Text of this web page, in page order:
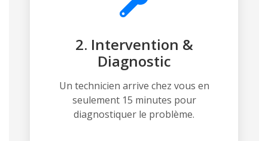
2. Intervention &
Diagnostic
Un technicien arrive chez vous en
seulement 15 minutes pour
diagnostiquer le problème.